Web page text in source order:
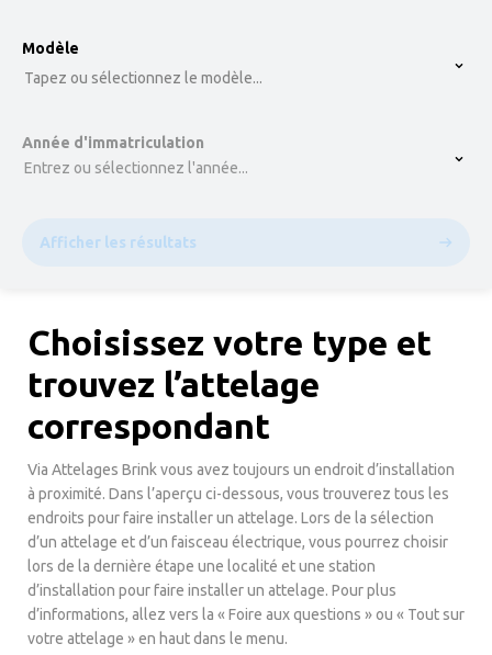
option , selected.
Modèle
Tapez ou sélectionnez le modèle...
Année d'immatriculation
Entrez ou sélectionnez l'année...
Afficher les résultats
Choisissez votre type et
trouvez l’attelage
correspondant
Via Attelages Brink vous avez toujours un endroit d’installation
à proximité. Dans l’aperçu ci-dessous, vous trouverez tous les
endroits pour faire installer un attelage. Lors de la sélection
d’un attelage et d’un faisceau électrique, vous pourrez choisir
lors de la dernière étape une localité et une station
d’installation pour faire installer un attelage. Pour plus
d’informations, allez vers la « Foire aux questions » ou « Tout sur
votre attelage » en haut dans le menu.